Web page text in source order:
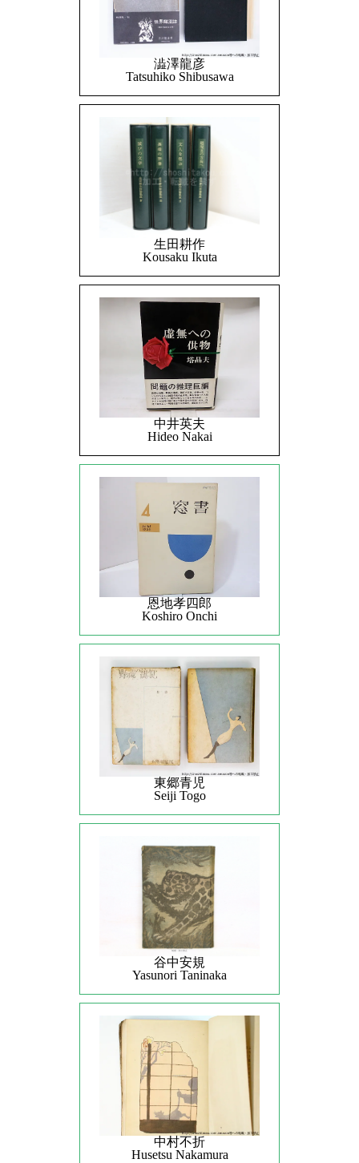
澁澤龍彦
Tatsuhiko Shibusawa
生田耕作
Kousaku Ikuta
中井英夫
Hideo Nakai
恩地孝四郎
Koshiro Onchi
東郷青児
Seiji Togo
谷中安規
Yasunori Taninaka
中村不折
Husetsu Nakamura